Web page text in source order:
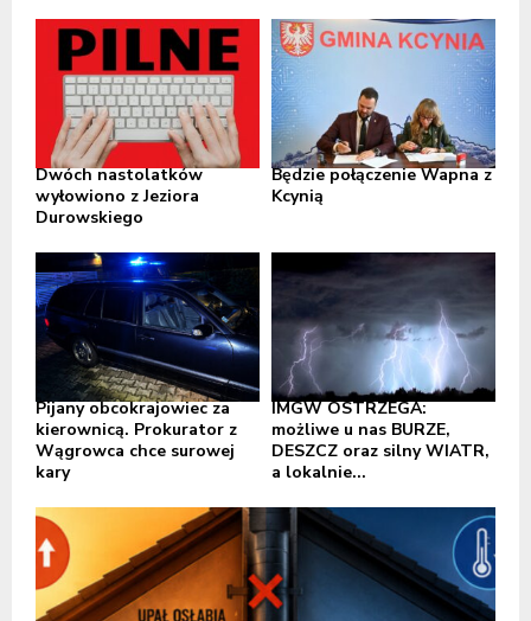
Dwóch nastolatków
wyłowiono z Jeziora
Durowskiego
Będzie połączenie Wapna z
Kcynią
Pijany obcokrajowiec za
kierownicą. Prokurator z
Wągrowca chce surowej
kary
IMGW OSTRZEGA:
możliwe u nas BURZE,
DESZCZ oraz silny WIATR,
a lokalnie...